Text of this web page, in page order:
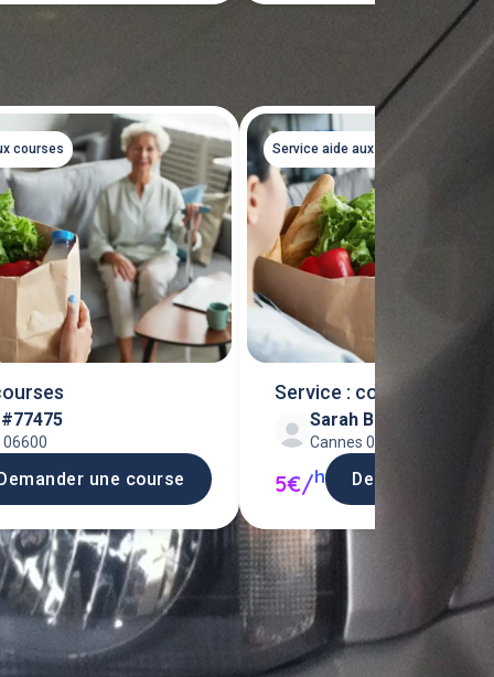
courses
une course
Service aide aux courses
Service : courses et
Sarah B
Cannes 06150
5€/h Demander une
entre
aux